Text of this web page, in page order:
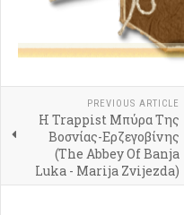
PREVIOUS ARTICLE
Η Trappist Μπύρα Της
Βοσνίας-Ερζεγοβίνης
(The Abbey Of Banja
Luka - Marija Zvijezda)